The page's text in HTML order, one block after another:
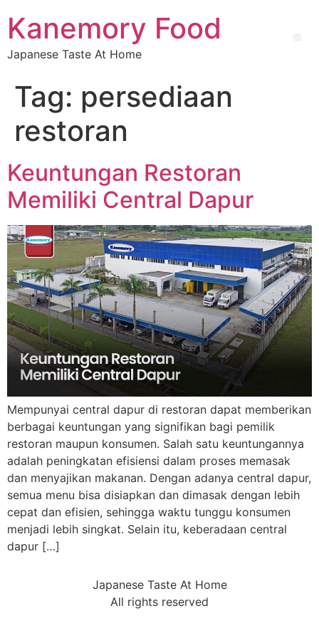
Kanemory Food
Japanese Taste At Home
Tag: persediaan
restoran
Keuntungan Restoran
Memiliki Central Dapur
Mempunyai central dapur di restoran dapat memberikan
berbagai keuntungan yang signifikan bagi pemilik
restoran maupun konsumen. Salah satu keuntungannya
adalah peningkatan efisiensi dalam proses memasak
dan menyajikan makanan. Dengan adanya central dapur,
semua menu bisa disiapkan dan dimasak dengan lebih
cepat dan efisien, sehingga waktu tunggu konsumen
menjadi lebih singkat. Selain itu, keberadaan central
dapur […]
Japanese Taste At Home
All rights reserved